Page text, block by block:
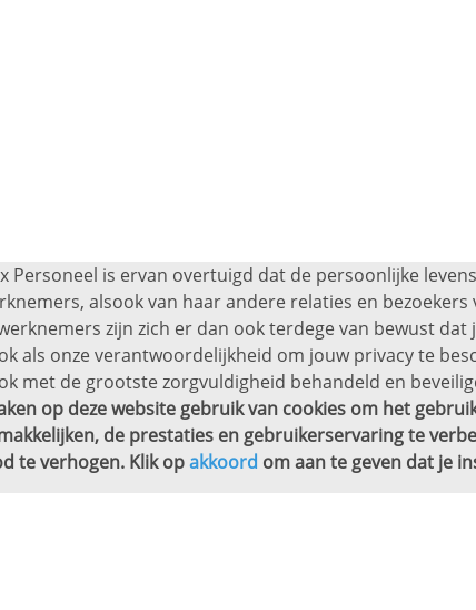
Personeel is ervan overtuigd dat de persoonlijke
alsook van haar andere relaties en
zijn zich er dan ook terdege van bewust
als onze verantwoordelijkheid om jouw privacy te
met de grootste zorgvuldigheid behandeld en
op deze website gebruik van cookies om het
de prestaties en gebruikerservaring te
te verhogen. Klik opakkoord om aan te geven dat je